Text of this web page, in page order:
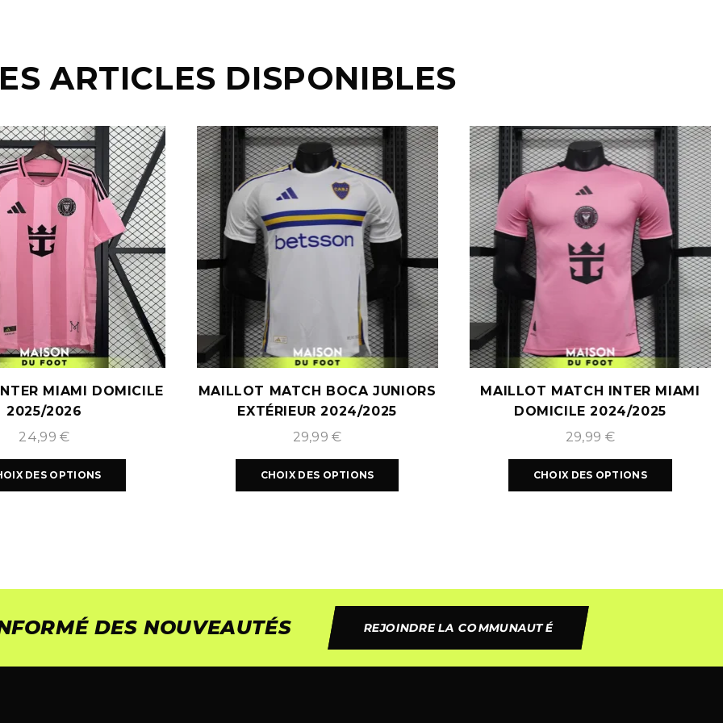
ARTICLES DISPONIBLES
MIAMI DOMICILE
2025/2026
24,99€
DES OPTIONS
MAILLOT MATCH BOCA JUNIORS
EXTÉRIEUR 2024/2025
29,99€
CHOIX DES OPTIONS
MAILLOT MATCH INTER MIAMI
DOMICILE 2024/2025
29,99 €
CHOIX DES OPTIONS
DES NOUVEAUTÉS REJOINDRE LA COMMUNAUTÉ